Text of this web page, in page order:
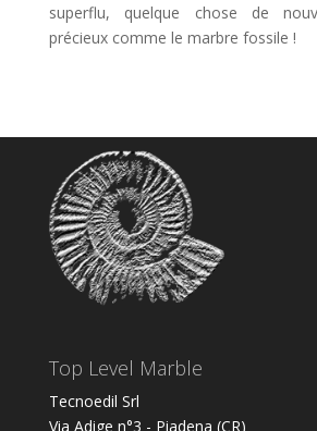
superflu, quelque chose de
précieux comme le marbre fossile !
Top Level Marble
Tecnoedil Srl
Via Adige n°3 - Piadena (CR)